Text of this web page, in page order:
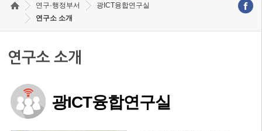
연구·행정부서
광ICT융합연구실
연구소 소개
연구소 소개
광ICT융합연구실